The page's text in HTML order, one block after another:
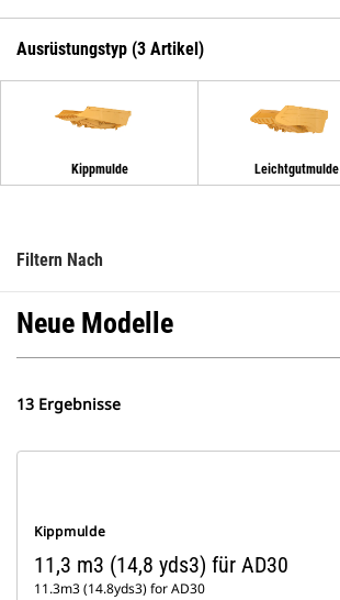
Ausrüstungstyp (3 Artikel)
Kippmulde Leichtgutmulde
Filtern Nach
Neue Modelle
13 Ergebnisse
Kippmulde
11,3 m3 (14,8 yds3) für AD30
11.3m3 (14.8yds3) for AD30